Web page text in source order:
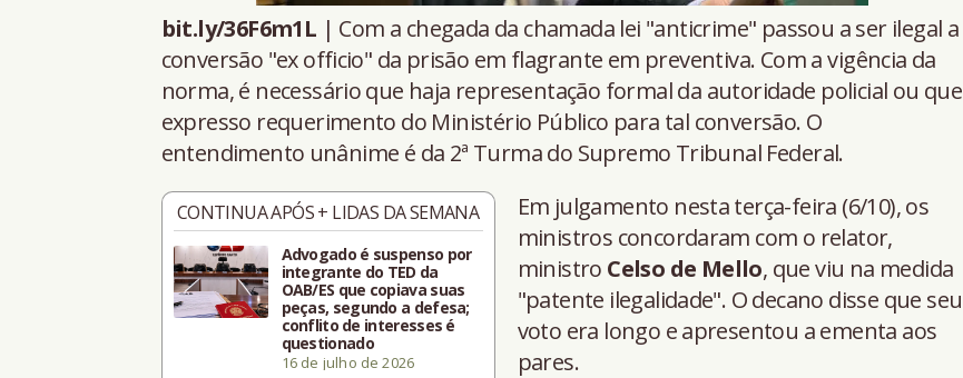
bit.ly/36F6m1L | Com a chegada da chamada lei "anticrime" passou a ser ilegal a
conversão "ex officio" da prisão em flagrante em preventiva. Com a vigência da
norma, é necessário que haja representação formal da autoridade policial ou que
expresso requerimento do Ministério Público para tal conversão. O
entendimento unânime é da 2ª Turma do Supremo Tribunal Federal.
CONTINUA APÓS + LIDAS DA SEMANA
Advogado é suspenso por
integrante do TED da
OAB/ES que copiava suas
peças, segundo a defesa;
conflito de interesses é
questionado
16 de julho de 2026
Em julgamento nesta terça-feira (6/10), os
ministros concordaram com o relator,
ministro Celso de Mello, que viu na medida
"patente ilegalidade". O decano disse que seu
voto era longo e apresentou a ementa aos
pares.